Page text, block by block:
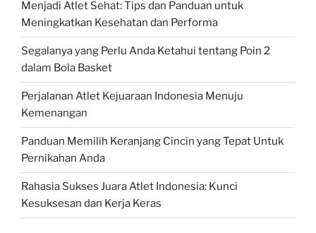
Menjadi Atlet Sehat: Tips dan Panduan untuk
Meningkatkan Kesehatan dan Performa
Segalanya yang Perlu Anda Ketahui tentang Poin 2
dalam Bola Basket
Perjalanan Atlet Kejuaraan Indonesia Menuju
Kemenangan
Panduan Memilih Keranjang Cincin yang Tepat Untuk
Pernikahan Anda
Rahasia Sukses Juara Atlet Indonesia: Kunci
Kesuksesan dan Kerja Keras